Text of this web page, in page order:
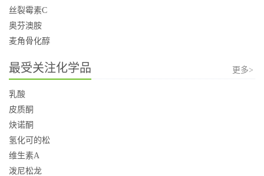
丝裂霉素C
奥芬澳胺
麦角骨化醇
最受关注化学品 更多>
乳酸
皮质酮
炔诺酮
氢化可的松
维生素A
泼尼松龙